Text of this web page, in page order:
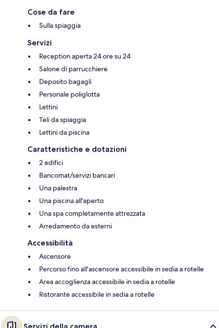
Cose da fare
Sulla spiaggia
Servizi
Reception aperta 24 ore su 24
Salone di parrucchiere
Deposito bagagli
Personale poliglotta
Lettini
Teli da spiaggia
Lettini da piscina
Caratteristiche e dotazioni
2 edifici
Bancomat/servizi bancari
Una palestra
Una piscina all'aperto
Una spa completamente attrezzata
Arredamento da esterni
Accessibilità
Ascensore
Percorso fino all'ascensore accessibile in sedia a rotelle
Area accoglienza accessibile in sedia a rotelle
Ristorante accessibile in sedia a rotelle